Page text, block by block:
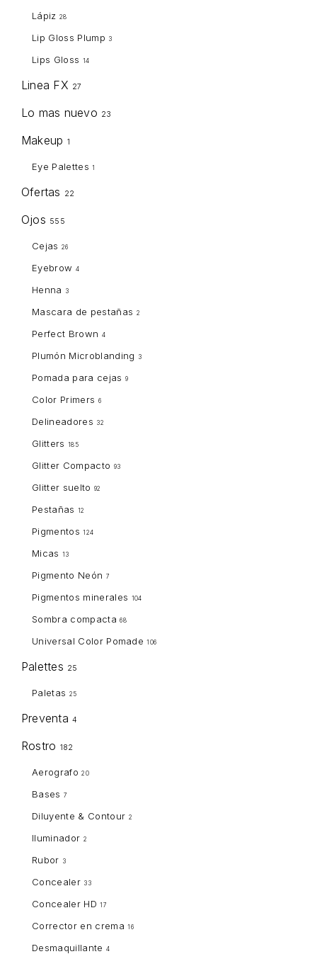
Lápiz 28
Lip Gloss Plump 3
Lips Gloss 14
Linea FX 27
Lo mas nuevo 23
Makeup 1
Eye Palettes 1
Ofertas 22
Ojos 555
Cejas 26
Eyebrow 4
Henna 3
Mascara de pestañas 2
Perfect Brown 4
Plumón Microblanding 3
Pomada para cejas 9
Color Primers 6
Delineadores 32
Glitters 185
Glitter Compacto 93
Glitter suelto 92
Pestañas 12
Pigmentos 124
Micas 13
Pigmento Neón 7
Pigmentos minerales 104
Sombra compacta 68
Universal Color Pomade 106
Palettes 25
Paletas 25
Preventa 4
Rostro 182
Aerografo 20
Bases 7
Diluyente & Contour 2
Iluminador 2
Rubor 3
Concealer 33
Concealer HD 17
Corrector en crema 16
Desmaquillante 4